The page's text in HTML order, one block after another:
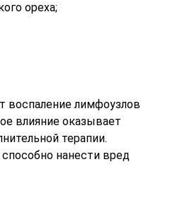
ореха;
воспаление лимфоузлов
влияние оказывает
терапии.
нанести вред